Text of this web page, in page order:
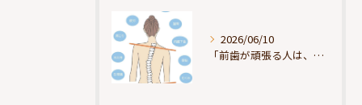
2026/06/10
「前歯が頑張る人は、だいたい疲れている」